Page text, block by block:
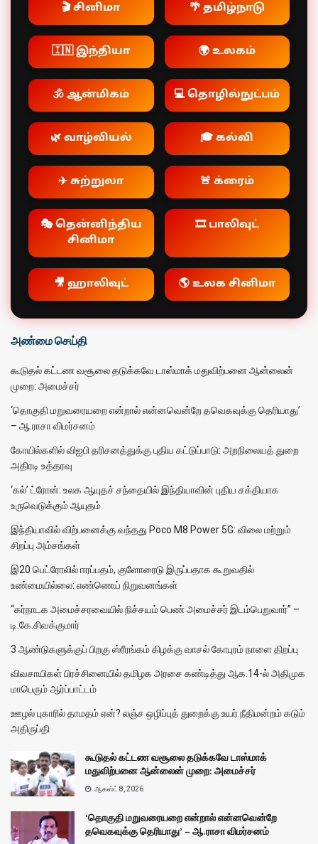
🎬 சினிமா 🌴 தமிழ்நாடு
🇮🇳 இந்தியா 🌍 உலகம்
🕉️ ஆன்மிகம் 💻 தொழில்நுட்பம்
🌿 வாழ்வியல் 🎓 கல்வி
✈️ சுற்றுலா 🚨 க்ரைம்
🎭 தென்னிந்திய
சினிமா
🎞️ பாலிவுட்
🎥 ஹாலிவுட் 🌎 உலக சினிமா
அண்மை செய்தி
கூடுதல் கட்டண வசூலை தடுக்கவே டாஸ்மாக் மதுவிற்பனை ஆன்லைன்
முறை: அமைச்சர்
‘தொகுதி மறுவரையறை என்றால் என்னவென்றே தவெகவுக்கு தெரியாது’
– ஆ.ராசா விமர்சனம்
கோயில்களில் விஐபி தரிசனத்துக்கு புதிய கட்டுப்பாடு: அறநிலையத் துறை
அதிரடி உத்தரவு
‘கல்’ ட்ரோன்: உலக ஆயுதச் சந்தையில் இந்தியாவின் புதிய சக்தியாக
உருவெடுக்கும் ஆயுதம்
இந்தியாவில் விற்பனைக்கு வந்தது Poco M8 Power 5G: விலை மற்றும்
சிறப்பு அம்சங்கள்
இ20 பெட்ரோலில் ஈரப்பதம், குளோரைடு இருப்பதாக கூறுவதில்
உண்மையில்லை: எண்ணெய் நிறுவனங்கள்
“கர்நாடக அமைச்சரவையில் நிச்சயம் பெண் அமைச்சர் இடம்பெறுவார்” –
டி.கே.சிவக்குமார்
3 ஆண்டுகளுக்குப் பிறகு ஸ்ரீரங்கம் கிழக்கு வாசல் கோபுரம் நாளை திறப்பு
விவசாயிகள் பிரச்சினையில் தமிழக அரசை கண்டித்து ஆக.14-ல் அதிமுக
மாபெரும் ஆர்ப்பாட்டம்
ஊழல் புகாரில் தாமதம் ஏன்? லஞ்ச ஒழிப்புத் துறைக்கு உயர் நீதிமன்றம் கடும்
அதிருப்தி
கூடுதல் கட்டண வசூலை தடுக்கவே டாஸ்மாக்
மதுவிற்பனை ஆன்லைன் முறை: அமைச்சர்
ஆகஸ்ட் 8, 2026
‘தொகுதி மறுவரையறை என்றால் என்னவென்றே
தவெகவுக்கு தெரியாது’ – ஆ.ராசா விமர்சனம்